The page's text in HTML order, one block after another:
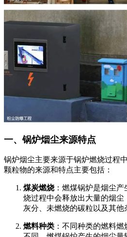
一、锅炉烟尘来源特点
锅炉烟尘主要来源于锅炉燃烧过程
颗粒物的来源和特点主要包括：
煤炭燃烧 ：燃煤锅炉是烟尘
烧过程中会释放出大量的烟
灰分、未燃烧的碳粒以及其他
燃料种类 ：不同种类的燃料